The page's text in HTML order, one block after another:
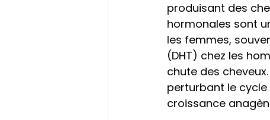
produisant des
hormonales sont
les femmes,
(DHT) chez les
chute des
perturbant le
croissance